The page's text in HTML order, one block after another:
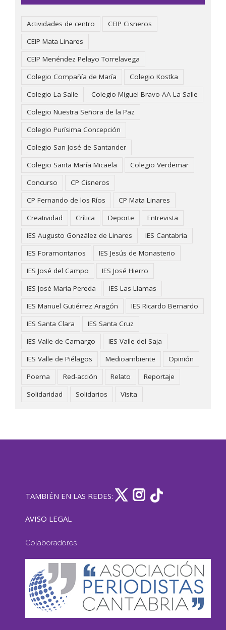
Actividades de centro
CEIP Cisneros
CEIP Mata Linares
CEIP Menéndez Pelayo Torrelavega
Colegio Compañía de María
Colegio Kostka
Colegio La Salle
Colegio Miguel Bravo-AA La Salle
Colegio Nuestra Señora de la Paz
Colegio Purísima Concepción
Colegio San José de Santander
Colegio Santa María Micaela
Colegio Verdemar
Concurso
CP Cisneros
CP Fernando de los Ríos
CP Mata Linares
Creatividad
Crítica Deporte
Entrevista
IES Augusto González de Linares
IES Cantabria
IES Foramontanos
IES Jesús de Monasterio
IES José del Campo
IES José Hierro
IES José María Pereda
IES Las Llamas
IES Manuel Gutiérrez Aragón
IES Ricardo Bernardo
IES Santa Clara
IES Santa Cruz
IES Valle de Camargo
IES Valle del Saja
IES Valle de Piélagos
Medioambiente
Opinión
Poema
Red-acción Relato
Reportaje
Solidaridad
Solidarios Visita
TAMBIÉN EN LAS REDES:
AVISO LEGAL
Colaboradores